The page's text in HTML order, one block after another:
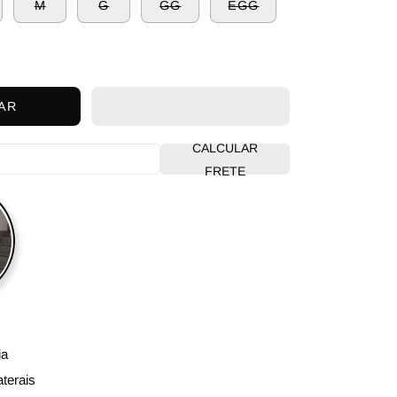
M G GG EGG
CALCULAR
FRETE